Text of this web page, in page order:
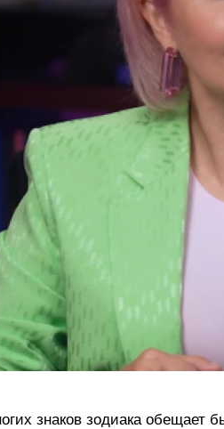
знаков зодиака обещает